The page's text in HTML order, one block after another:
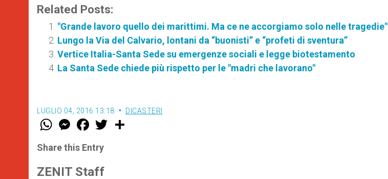
Related Posts:
"Grande lavoro quello dei marittimi. Ma ce ne accorgiamo solo nelle tragedie"
Lungo la Via del Calvario, lontani da “buonisti” e “profeti di sventura”
Vertice Italia-Santa Sede su emergenze sociali e legge biotestamento
La Santa Sede chiede più rispetto per le "madri che lavorano"
LUGLIO 04, 2016 13:18 DICASTERI
W
t
s
p
M
e
s
e
g
F
a
e
b
o
w
Share this Entry
ZENIT Staff